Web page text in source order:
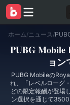
ホーム/ニュース /
PUBG Mobile
ョ
PUBG Mobileの
れ、「レベルローグ
どの限定報酬が登場
ン選択を通じて